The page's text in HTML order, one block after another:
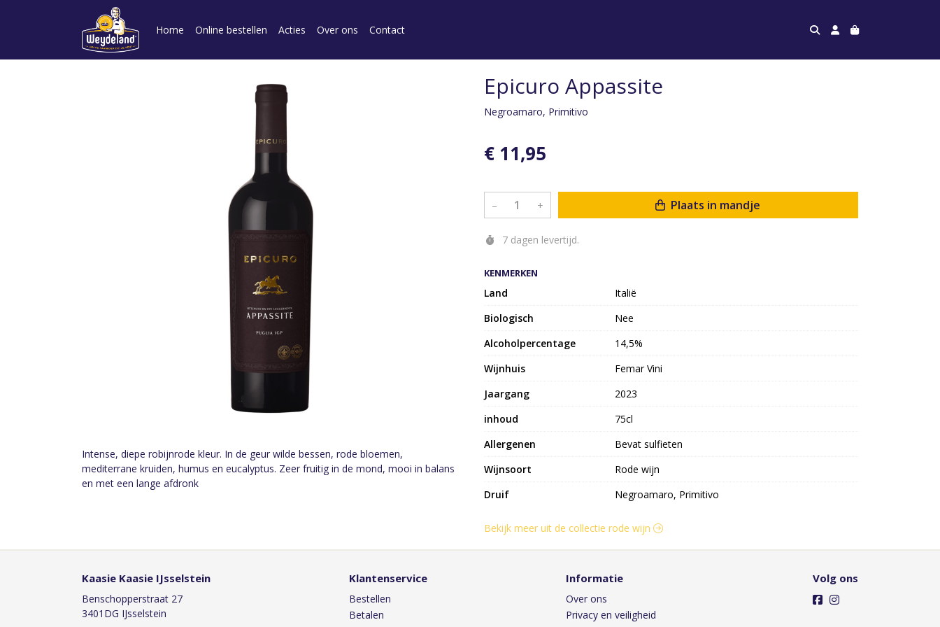
Home Online bestellen Acties Over ons Contact
Intense, diepe robijnrode kleur. In de geur wilde bessen, rode bloemen,
mediterrane kruiden, humus en eucalyptus. Zeer fruitig in de mond, mooi in balans
en met een lange afdronk
Epicuro Appassite
Negroamaro, Primitivo
€ 11,95
– + Plaats in mandje
7 dagen levertijd.
KENMERKEN
Land
Italië
Biologisch
Nee
Alcoholpercentage
14,5%
Wijnhuis
Femar Vini
Jaargang
2023
inhoud
75cl
Allergenen
Bevat sulfieten
Wijnsoort
Rode wijn
Druif
Negroamaro, Primitivo
Bekijk meer uit de collectie rode wijn
Kaasie Kaasie IJsselstein
Benschopperstraat 27
3401DG IJsselstein
Klantenservice
Bestellen
Betalen
Informatie
Over ons
Privacy en veiligheid
Volg ons